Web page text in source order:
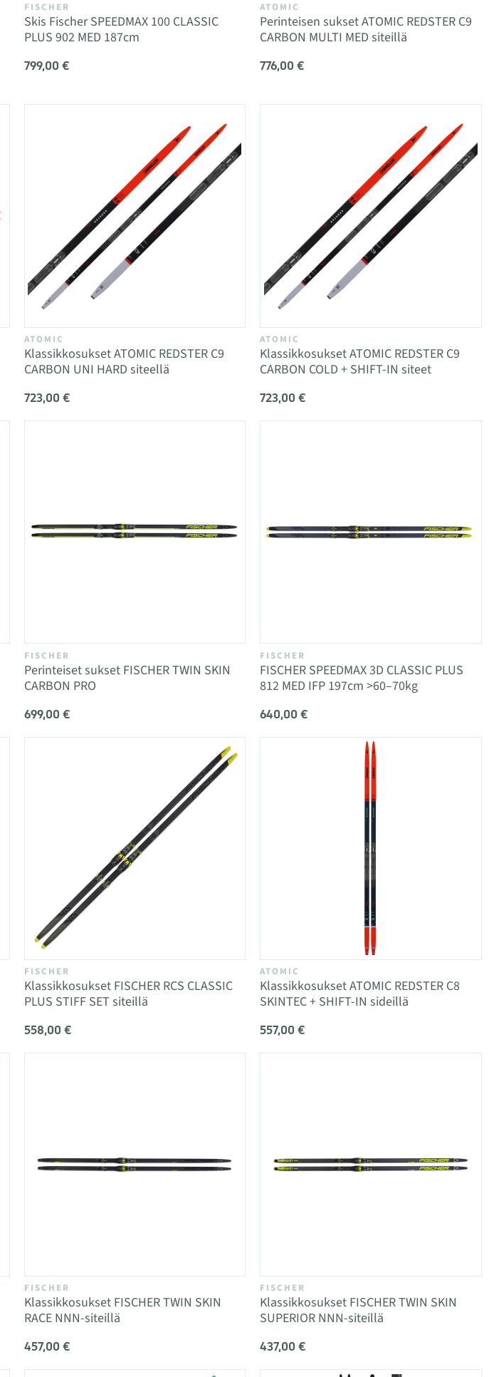
FISCHER
Skis Fischer SPEEDMAX 100 CLASSIC
PLUS 902 MED 187cm
799,00 €
ATOMIC
Perinteisen sukset ATOMIC REDSTER C9
CARBON MULTI MED siteillä
776,00 €
ATOMIC
Klassikkosukset ATOMIC REDSTER C9
CARBON UNI HARD siteellä
723,00 €
ATOMIC
Klassikkosukset ATOMIC REDSTER C9
CARBON COLD + SHIFT-IN siteet
723,00 €
FISCHER
Perinteiset sukset FISCHER TWIN SKIN
CARBON PRO
699,00 €
FISCHER
FISCHER SPEEDMAX 3D CLASSIC PLUS
812 MED IFP 197cm >60–70kg
640,00 €
FISCHER
Klassikkosukset FISCHER RCS CLASSIC
PLUS STIFF SET siteillä
558,00 €
ATOMIC
Klassikkosukset ATOMIC REDSTER C8
SKINTEC + SHIFT-IN sideillä
557,00 €
FISCHER
Klassikkosukset FISCHER TWIN SKIN
RACE NNN-siteillä
457,00 €
FISCHER
Klassikkosukset FISCHER TWIN SKIN
SUPERIOR NNN-siteillä
437,00 €